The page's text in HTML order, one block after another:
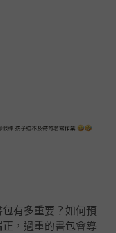
有多重要？如何預
，過重的書包會導